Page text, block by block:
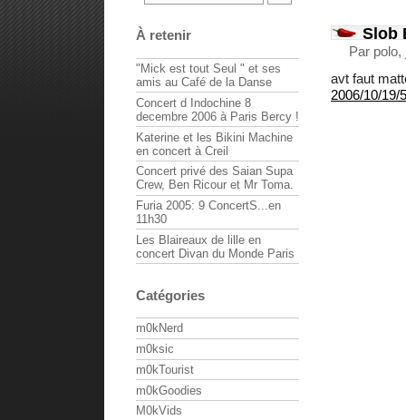
Slob
Par
avt faut
2006/10/19/
À retenir
"Mick est tout Seul " et ses
amis au Café de la Danse
Concert d Indochine 8
decembre 2006 à Paris Bercy !
Katerine et les Bikini Machine
en concert à Creil
Concert privé des Saian Supa
Crew, Ben Ricour et Mr Toma.
Furia 2005: 9 ConcertS...en
11h30
Les Blaireaux de lille en
concert Divan du Monde Paris
Catégories
m0kNerd
m0ksic
m0kTourist
m0kGoodies
M0kVids